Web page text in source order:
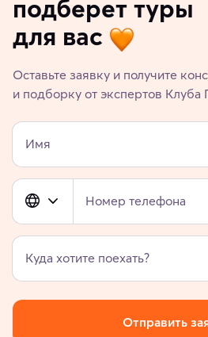
подберет туры
для вас
Оставьте заявку и получите
и подборку от экспертов Клуба
Имя
Номер телефона
Куда хотите поехать?
Отправить